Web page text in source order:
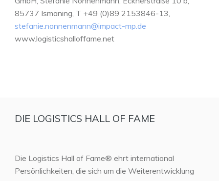
85737 Ismaning, T +49 (0)89 2153846-13,
stefanie.nonnenmann@impact-mp.de
www.logisticshalloffame.net
DIE LOGISTICS HALL OF FAME
Die Logistics Hall of Fame® ehrt international
Persönlichkeiten, die sich um die Weiterentwicklung